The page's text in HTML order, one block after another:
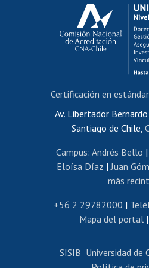
Calificación
Postulación al
Cursos internos de
Bienestar del
Portal de
Certificado
Certificado de
Editar páginas
Revalidación y
Postulación al Programa de
Cursos de
Av. Libertador
Santiago de Chile,
Campus: Andrés Bello |
Eloísa Díaz |Juan
más
+56 2 29782000 |
Mapa del portal|
SISIB - Universidad de
Certificación en